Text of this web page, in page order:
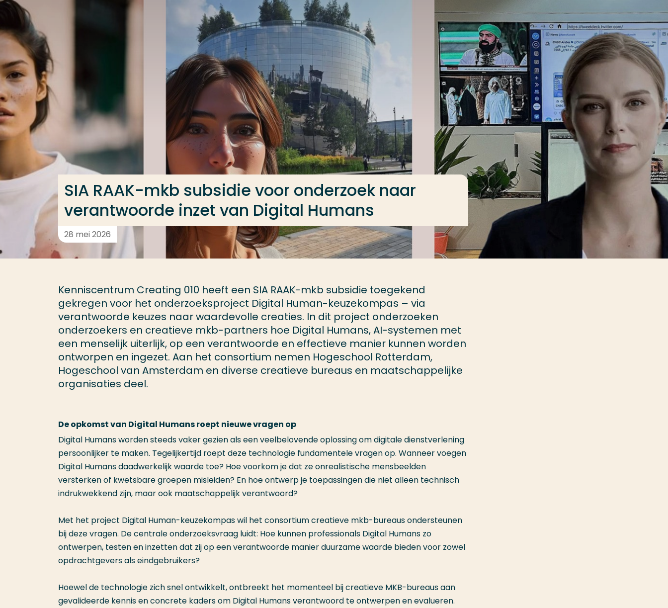
Ga direct naar de content
SIA RAAK-mkb subsidie voor onderzoek naar
verantwoorde inzet van Digital Humans
28 mei 2026
Kenniscentrum Creating 010 heeft een SIA RAAK-mkb subsidie toegekend
gekregen voor het onderzoeksproject Digital Human-keuzekompas – via
verantwoorde keuzes naar waardevolle creaties. In dit project onderzoeken
onderzoekers en creatieve mkb-partners hoe Digital Humans, AI-systemen met
een menselijk uiterlijk, op een verantwoorde en effectieve manier kunnen worden
ontworpen en ingezet. Aan het consortium nemen Hogeschool Rotterdam,
Hogeschool van Amsterdam en diverse creatieve bureaus en maatschappelijke
organisaties deel.
De opkomst van Digital Humans roept nieuwe vragen op
Digital Humans worden steeds vaker gezien als een veelbelovende oplossing om digitale dienstverlening
persoonlijker te maken. Tegelijkertijd roept deze technologie fundamentele vragen op. Wanneer voegen
Digital Humans daadwerkelijk waarde toe? Hoe voorkom je dat ze onrealistische mensbeelden
versterken of kwetsbare groepen misleiden? En hoe ontwerp je toepassingen die niet alleen technisch
indrukwekkend zijn, maar ook maatschappelijk verantwoord?
Met het project Digital Human-keuzekompas wil het consortium creatieve mkb-bureaus ondersteunen
bij deze vragen. De centrale onderzoeksvraag luidt: Hoe kunnen professionals Digital Humans zo
ontwerpen, testen en inzetten dat zij op een verantwoorde manier duurzame waarde bieden voor zowel
opdrachtgevers als eindgebruikers?
Hoewel de technologie zich snel ontwikkelt, ontbreekt het momenteel bij creatieve MKB-bureaus aan
gevalideerde kennis en concrete kaders om Digital Humans verantwoord te ontwerpen en evalueren.
Opleiding
Contact